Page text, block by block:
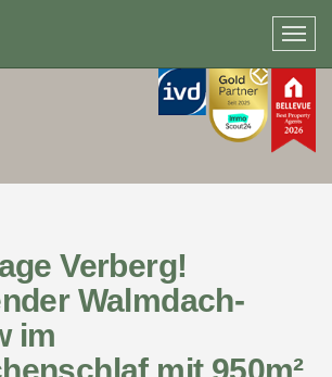
Verberg!
Walmdach-
im